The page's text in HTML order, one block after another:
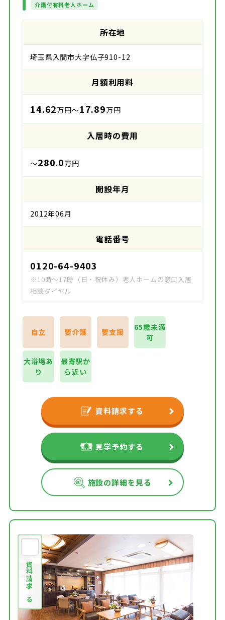
介護付有料老人ホーム
所在地
埼玉県入間市大字仏子910-12
月額利用料
14.62万円～17.89万円
入居時の費用
～280.0万円
開設年月
2012年06月
電話番号
0120-64-9403
※10時～17時（日・祝休み）老人ホームの窓口入居
相談ダイヤル
自立 要介護 要支援
65歳未満
可
大浴場あ
り
最寄駅か
ら近い
資料請求する
見学予約する
施設の詳細を見る
資料請求する